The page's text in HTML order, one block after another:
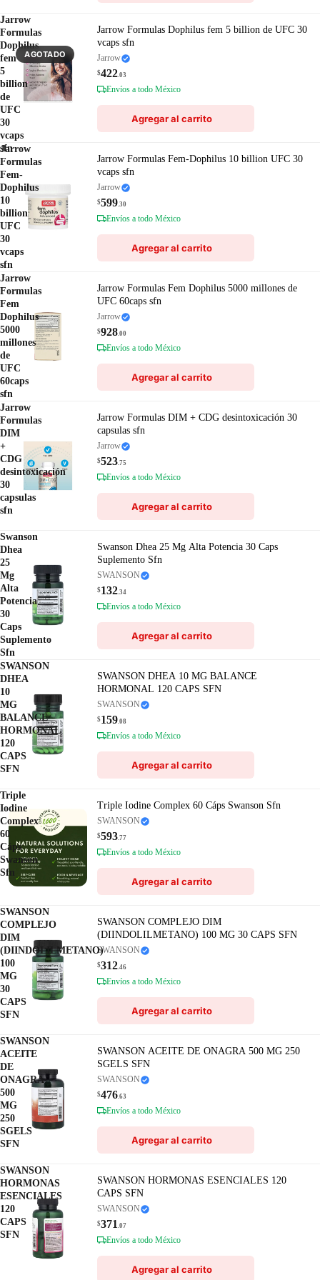
Jarrow
Formulas
Dophilus
fem
5
billion
de
UFC
30
vcaps
sfn
AGOTADO
Jarrow Formulas Dophilus fem 5 billion de UFC 30
vcaps sfn
Jarrow
$422.03
Envíos a todo México
Agregar al carrito
Jarrow
Formulas
Fem-
Dophilus
10
billion
UFC
30
vcaps
sfn
Jarrow Formulas Fem-Dophilus 10 billion UFC 30
vcaps sfn
Jarrow
$599.30
Envíos a todo México
Agregar al carrito
Jarrow
Formulas
Fem
Dophilus
5000
millones
de
UFC
60caps
sfn
Jarrow Formulas Fem Dophilus 5000 millones de
UFC 60caps sfn
Jarrow
$928.00
Envíos a todo México
Agregar al carrito
Jarrow
Formulas
DIM
+
CDG
desintoxicación
30
capsulas
sfn
Jarrow Formulas DIM + CDG desintoxicación 30
capsulas sfn
Jarrow
$523.75
Envíos a todo México
Agregar al carrito
Swanson
Dhea
25
Mg
Alta
Potencia
30
Caps
Suplemento
Sfn
Swanson Dhea 25 Mg Alta Potencia 30 Caps
Suplemento Sfn
SWANSON
$132.34
Envíos a todo México
Agregar al carrito
SWANSON
DHEA
10
MG
BALANCE
HORMONAL
120
CAPS
SFN
SWANSON DHEA 10 MG BALANCE
HORMONAL 120 CAPS SFN
SWANSON
$159.08
Envíos a todo México
Agregar al carrito
Triple
Iodine
Complex
60
Cáps
Swanson
Sfn
Triple Iodine Complex 60 Cáps Swanson Sfn
SWANSON
$593.77
Envíos a todo México
Agregar al carrito
SWANSON
COMPLEJO
DIM
(DIINDOLILMETANO)
100
MG
30
CAPS
SFN
SWANSON COMPLEJO DIM
(DIINDOLILMETANO) 100 MG 30 CAPS SFN
SWANSON
$312.46
Envíos a todo México
Agregar al carrito
SWANSON
ACEITE
DE
ONAGRA
500
MG
250
SGELS
SFN
SWANSON ACEITE DE ONAGRA 500 MG 250
SGELS SFN
SWANSON
$476.63
Envíos a todo México
Agregar al carrito
SWANSON
HORMONAS
ESENCIALES
120
CAPS
SFN
SWANSON HORMONAS ESENCIALES 120
CAPS SFN
SWANSON
$371.07
Envíos a todo México
Agregar al carrito